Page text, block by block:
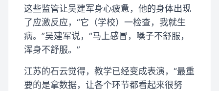
这些监管让吴建军身心疲惫，他的身体出现
了应激反应，“它（学校）一检查，我就生
病。”吴建军说，“马上感冒，嗓子不舒服，
浑身不舒服。”
江苏的石云觉得，教学已经变成表演，“最重
要的是拿数据，让各个环节都看起来很努